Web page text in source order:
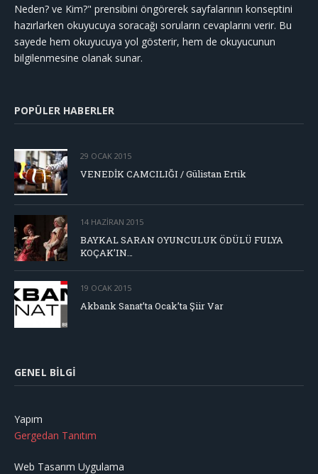
Neden? ve Kim?" prensibini öngörerek sayfalarının konseptini
hazırlarken okuyucuya soracağı soruların cevaplarını verir. Bu
sayede hem okuyucuya yol gösterir, hem de okuyucunun
bilgilenmesine olanak sunar.
POPÜLER HABERLER
29 OCAK 2015
VENEDİK CAMCILIĞI / Gülistan Ertik
14 HAZIRAN 2015
BAYKAL SARAN OYUNCULUK ÖDÜLÜ FULYA
KOÇAK’IN…
19 OCAK 2015
Akbank Sanat’ta Ocak’ta Şiir Var
GENEL BILGI
Yapım
Gergedan Tanıtım
Web Tasarım Uygulama